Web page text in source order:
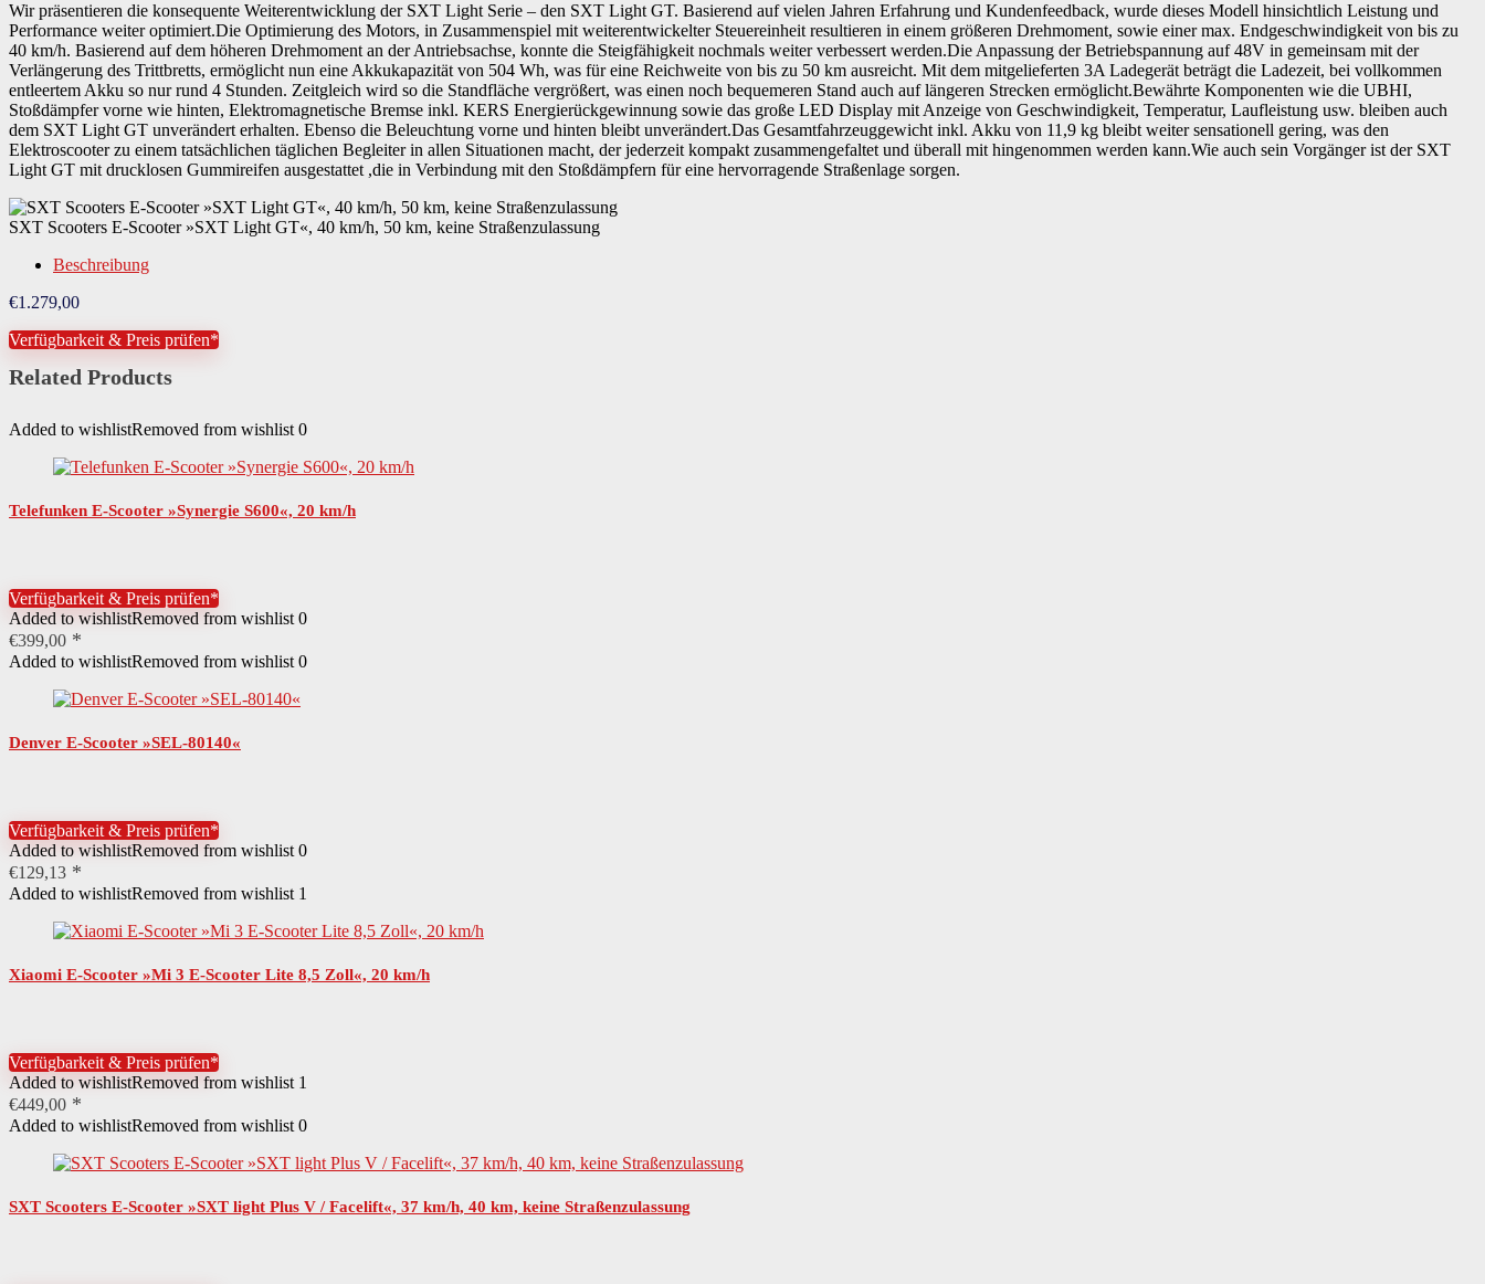
Wir präsentieren die konsequente Weiterentwicklung der SXT Light Serie – den SXT Light GT. Basierend auf vielen Jahren Erfahrung und Kundenfeedback, wurde dieses Modell hinsichtlich Leistung und
Performance weiter optimiert.Die Optimierung des Motors, in Zusammenspiel mit weiterentwickelter Steuereinheit resultieren in einem größeren Drehmoment, sowie einer max. Endgeschwindigkeit von bis zu
40 km/h. Basierend auf dem höheren Drehmoment an der Antriebsachse, konnte die Steigfähigkeit nochmals weiter verbessert werden.Die Anpassung der Betriebspannung auf 48V in gemeinsam mit der
Verlängerung des Trittbretts, ermöglicht nun eine Akkukapazität von 504 Wh, was für eine Reichweite von bis zu 50 km ausreicht. Mit dem mitgelieferten 3A Ladegerät beträgt die Ladezeit, bei vollkommen
entleertem Akku so nur rund 4 Stunden. Zeitgleich wird so die Standfläche vergrößert, was einen noch bequemeren Stand auch auf längeren Strecken ermöglicht.Bewährte Komponenten wie die UBHI,
Stoßdämpfer vorne wie hinten, Elektromagnetische Bremse inkl. KERS Energierückgewinnung sowie das große LED Display mit Anzeige von Geschwindigkeit, Temperatur, Laufleistung usw. bleiben auch
dem SXT Light GT unverändert erhalten. Ebenso die Beleuchtung vorne und hinten bleibt unverändert.Das Gesamtfahrzeuggewicht inkl. Akku von 11,9 kg bleibt weiter sensationell gering, was den
Elektroscooter zu einem tatsächlichen täglichen Begleiter in allen Situationen macht, der jederzeit kompakt zusammengefaltet und überall mit hingenommen werden kann.Wie auch sein Vorgänger ist der SXT
Light GT mit drucklosen Gummireifen ausgestattet ,die in Verbindung mit den Stoßdämpfern für eine hervorragende Straßenlage sorgen.
SXT Scooters E-Scooter »SXT Light GT«, 40 km/h, 50 km, keine Straßenzulassung
Beschreibung
€1.279,00
Verfügbarkeit & Preis prüfen*
Related Products
Added to wishlistRemoved from wishlist 0
Telefunken E-Scooter »Synergie S600«, 20 km/h
Verfügbarkeit & Preis prüfen*
Added to wishlistRemoved from wishlist 0
€399,00
Added to wishlistRemoved from wishlist 0
Denver E-Scooter »SEL-80140«
Verfügbarkeit & Preis prüfen*
Added to wishlistRemoved from wishlist 0
€129,13
Added to wishlistRemoved from wishlist 1
Xiaomi E-Scooter »Mi 3 E-Scooter Lite 8,5 Zoll«, 20 km/h
Verfügbarkeit & Preis prüfen*
Added to wishlistRemoved from wishlist 1
€449,00
Added to wishlistRemoved from wishlist 0
SXT Scooters E-Scooter »SXT light Plus V / Facelift«, 37 km/h, 40 km, keine Straßenzulassung